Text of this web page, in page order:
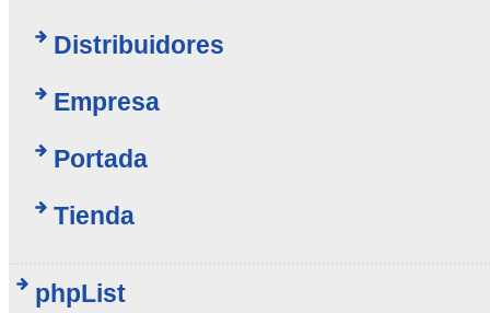
Distribuidores
Empresa
Portada
Tienda
phpList